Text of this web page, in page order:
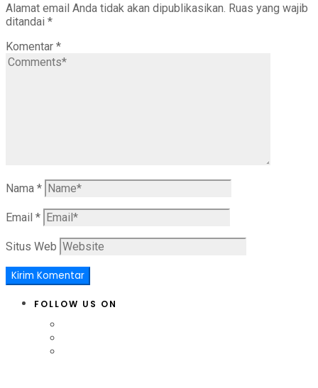
Alamat email Anda tidak akan dipublikasikan. Ruas yang wajib
ditandai *
Komentar *
Nama *
Email *
Situs Web
FOLLOW US ON